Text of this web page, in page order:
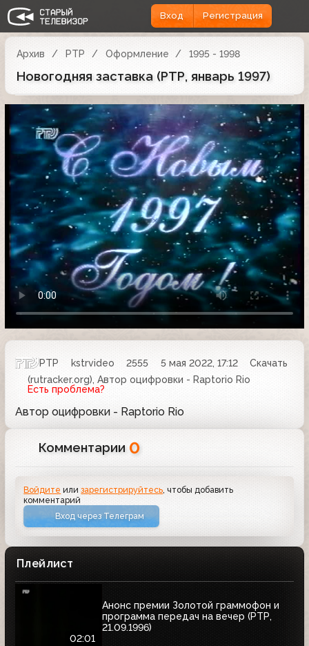
Вход Регистрация
Архив РТР Оформление 1995 - 1998
Новогодняя заставка (РТР, январь 1997)
РТР kstrvideo 2555 5 мая 2022, 17:12
Скачать
(rutracker.org), Автор оцифровки - Raptorio Rio
Есть проблема?
Автор оцифровки - Raptorio Rio
Комментарии 0
Войдите илизарегистрируйтесь, чтобы добавить
комментарий
Вход через Телеграм
Плейлист
02:01
Анонс премии Золотой граммофон и
программа передач на вечер (РТР,
21.09.1996)